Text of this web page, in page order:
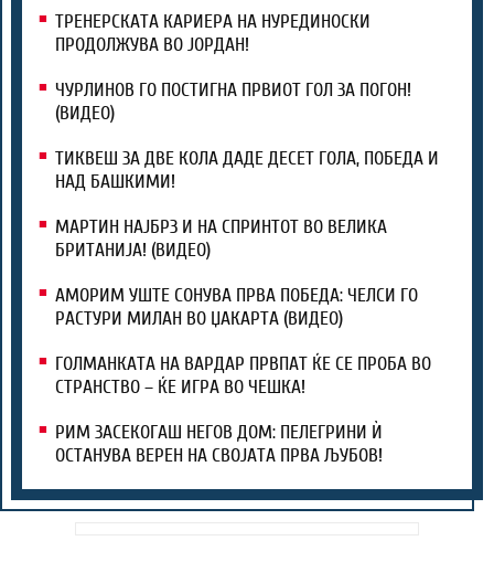
ТРЕНЕРСКАТА КАРИЕРА НА НУРЕДИНОСКИ
ПРОДОЛЖУВА ВО ЈОРДАН!
ЧУРЛИНОВ ГО ПОСТИГНА ПРВИОТ ГОЛ ЗА ПОГОН!
(ВИДЕО)
ТИКВЕШ ЗА ДВЕ КОЛА ДАДЕ ДЕСЕТ ГОЛА, ПОБЕДА И
НАД БАШКИМИ!
МАРТИН НАЈБРЗ И НА СПРИНТОТ ВО ВЕЛИКА
БРИТАНИЈА! (ВИДЕО)
АМОРИМ УШТЕ СОНУВА ПРВА ПОБЕДА: ЧЕЛСИ ГО
РАСТУРИ МИЛАН ВО ЏАКАРТА (ВИДЕО)
ГОЛМАНКАТА НА ВАРДАР ПРВПАТ ЌЕ СЕ ПРОБА ВО
СТРАНСТВО – ЌЕ ИГРА ВО ЧЕШКА!
РИМ ЗАСЕКОГАШ НЕГОВ ДОМ: ПЕЛЕГРИНИ Ѝ
ОСТАНУВА ВЕРЕН НА СВОЈАТА ПРВА ЉУБОВ!